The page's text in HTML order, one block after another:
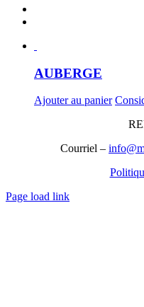
AUBERGE
Ajouter au panier
Courriel –
Page load link